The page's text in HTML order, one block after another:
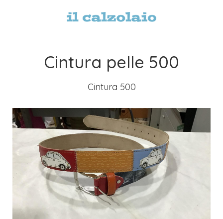
Cintura pelle 500
Cintura 500